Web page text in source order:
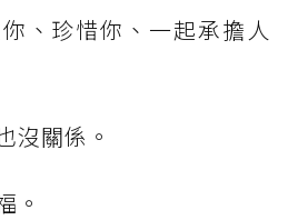
、珍惜你、一起承擔人
沒關係。
。